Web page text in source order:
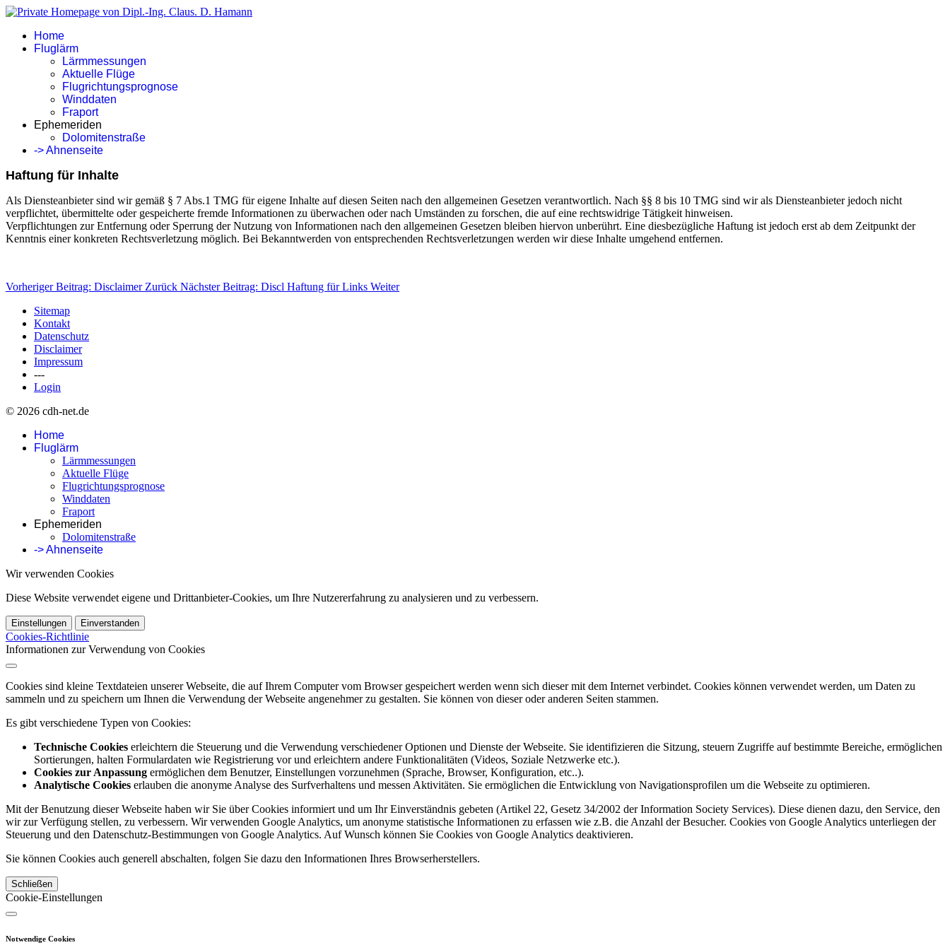
Home
Fluglärm
Lärmmessungen
Aktuelle Flüge
Flugrichtungsprognose
Winddaten
Fraport
Ephemeriden
Dolomitenstraße
-> Ahnenseite
Haftung für Inhalte
Als Diensteanbieter sind wir gemäß § 7 Abs.1 TMG für eigene Inhalte auf diesen Seiten nach den allgemeinen Gesetzen verantwortlich. Nach §§ 8 bis 10 TMG sind wir als Diensteanbieter jedoch nicht
verpflichtet, übermittelte oder gespeicherte fremde Informationen zu überwachen oder nach Umständen zu forschen, die auf eine rechtswidrige Tätigkeit hinweisen.
Verpflichtungen zur Entfernung oder Sperrung der Nutzung von Informationen nach den allgemeinen Gesetzen bleiben hiervon unberührt. Eine diesbezügliche Haftung ist jedoch erst ab dem Zeitpunkt der
Kenntnis einer konkreten Rechtsverletzung möglich. Bei Bekanntwerden von entsprechenden Rechtsverletzungen werden wir diese Inhalte umgehend entfernen.
Vorheriger Beitrag: Disclaimer Zurück Nächster Beitrag: Discl Haftung für Links Weiter
Sitemap
Kontakt
Datenschutz
Disclaimer
Impressum
---
Login
© 2026 cdh-net.de
Home
Fluglärm
Lärmmessungen
Aktuelle Flüge
Flugrichtungsprognose
Winddaten
Fraport
Ephemeriden
Dolomitenstraße
-> Ahnenseite
Wir verwenden Cookies
Diese Website verwendet eigene und Drittanbieter-Cookies, um Ihre Nutzererfahrung zu analysieren und zu verbessern.
Einstellungen Einverstanden
Cookies-Richtlinie
Informationen zur Verwendung von Cookies
Cookies sind kleine Textdateien unserer Webseite, die auf Ihrem Computer vom Browser gespeichert werden wenn sich dieser mit dem Internet verbindet. Cookies können verwendet werden, um Daten zu
sammeln und zu speichern um Ihnen die Verwendung der Webseite angenehmer zu gestalten. Sie können von dieser oder anderen Seiten stammen.
Es gibt verschiedene Typen von Cookies:
Technische Cookies erleichtern die Steuerung und die Verwendung verschiedener Optionen und Dienste der Webseite. Sie identifizieren die Sitzung, steuern Zugriffe auf bestimmte Bereiche, ermöglichen
Sortierungen, halten Formulardaten wie Registrierung vor und erleichtern andere Funktionalitäten (Videos, Soziale Netzwerke etc.).
Cookies zur Anpassung ermöglichen dem Benutzer, Einstellungen vorzunehmen (Sprache, Browser, Konfiguration, etc..).
Analytische Cookies erlauben die anonyme Analyse des Surfverhaltens und messen Aktivitäten. Sie ermöglichen die Entwicklung von Navigationsprofilen um die Webseite zu optimieren.
Mit der Benutzung dieser Webseite haben wir Sie über Cookies informiert und um Ihr Einverständnis gebeten (Artikel 22, Gesetz 34/2002 der Information Society Services). Diese dienen dazu, den Service, den
wir zur Verfügung stellen, zu verbessern. Wir verwenden Google Analytics, um anonyme statistische Informationen zu erfassen wie z.B. die Anzahl der Besucher. Cookies von Google Analytics unterliegen der
Steuerung und den Datenschutz-Bestimmungen von Google Analytics. Auf Wunsch können Sie Cookies von Google Analytics deaktivieren.
Sie können Cookies auch generell abschalten, folgen Sie dazu den Informationen Ihres Browserherstellers.
Schließen
Cookie-Einstellungen
Notwendige Cookies